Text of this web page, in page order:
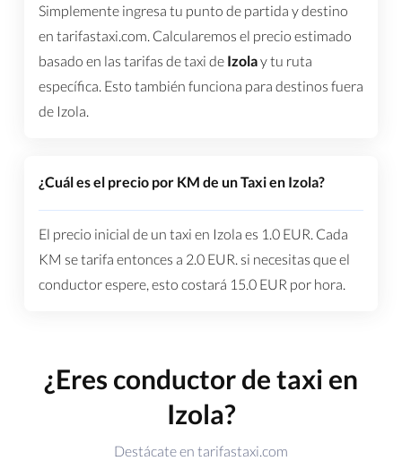
Simplemente ingresa tu punto de partida y destino
en tarifastaxi.com. Calcularemos el precio estimado
basado en las tarifas de taxi de Izolay tu ruta
específica. Esto también funciona para destinos fuera
de Izola.
¿Cuál es el precio por KM de un Taxi en Izola?
El precio inicial de un taxi en Izola es 1.0 EUR. Cada
KM se tarifa entonces a 2.0 EUR. si necesitas que el
conductor espere, esto costará 15.0 EUR por hora.
¿Eres conductor de taxi en
Izola?
Destácate en tarifastaxi.com